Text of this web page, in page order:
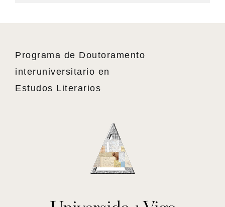
Programa de Doutoramento
interuniversitario en
Estudos Literarios